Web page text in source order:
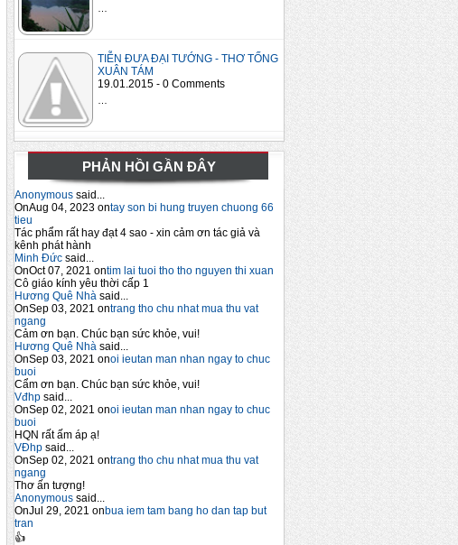
TIỄN ĐƯA ĐẠI TƯỚNG - THƠ TỐNG
XUÂN TÁM
19.01.2015 - 0 Comments
PHẢN HỒI GẦN ĐÂY
Anonymous said...
OnAug 04, 2023 ontay son bi hung truyen chuong 66
tieu
Tác phẩm rất hay đạt 4 sao - xin cảm ơn tác giả và
kênh phát hành
Minh Đức said...
OnOct 07, 2021 ontim lai tuoi tho tho nguyen thi xuan
Cô giáo kính yêu thời cấp 1
Hương Quê Nhà said...
OnSep 03, 2021 ontrang tho chu nhat mua thu vat
ngang
Cảm ơn bạn. Chúc bạn sức khỏe, vui!
Hương Quê Nhà said...
OnSep 03, 2021 onoi ieutan man nhan ngay to chuc
buoi
Cẩm ơn bạn. Chúc bạn sức khỏe, vui!
Vđhp said...
OnSep 02, 2021 onoi ieutan man nhan ngay to chuc
buoi
HQN rất ấm áp ạ!
VĐhp said...
OnSep 02, 2021 ontrang tho chu nhat mua thu vat
ngang
Thơ ấn tượng!
Anonymous said...
OnJul 29, 2021 onbua iem tam bang ho dan tap but
tran
👍